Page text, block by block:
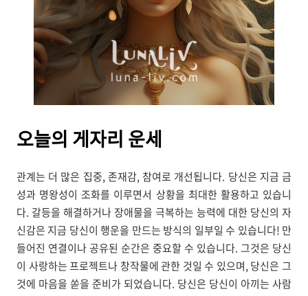
오늘의 게자리 운세
관계는 더 많은 집중, 존재감, 참여로 개선됩니다. 당신은 지금 금
성과 명왕성이 조화를 이루면서 상황을 최대한 활용하고 있습니
다. 갈등을 해결하거나 장애물을 극복하는 능력에 대한 당신의 자
신감은 지금 당신이 행운을 만드는 방식의 일부일 수 있습니다! 만
들어진 연결이나 공유된 순간은 중요할 수 있습니다. 그것은 당신
이 사랑하는 프로젝트나 창작물에 관한 것일 수 있으며, 당신은 그
것에 마음을 쏟을 준비가 되었습니다. 당신은 당신이 아끼는 사람